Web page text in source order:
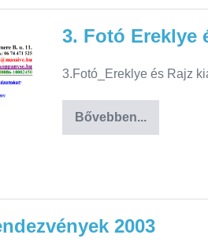
3. Fotó Ereklye
3.Fotó_Ereklye és Rajz
Bővebben...
2003